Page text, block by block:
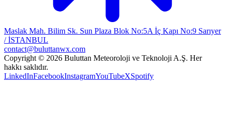
Maslak Mah. Bilim Sk. Sun Plaza Blok No:5A İç Kapı No:9 Sarıyer
/ İSTANBUL
contact@buluttanwx.com
Copyright © 2026 Buluttan Meteoroloji ve Teknoloji A.Ş. Her
hakkı saklıdır.
LinkedInFacebookInstagramYouTubeXSpotify